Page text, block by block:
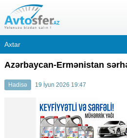
Azərbaycan-Ermənistan
Hadisə 19 İyun 2026 19:47